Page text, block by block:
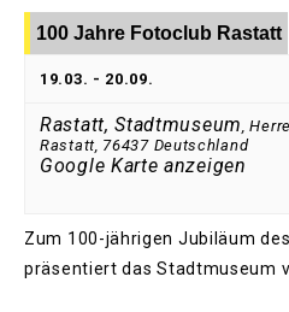
100 Jahre Fotoclub Rastatt
19.03. - 20.09.
Rastatt, Stadtmuseum,
Rastatt, 76437 Deutschland
Google Karte anzeigen
Zum 100-jährigen Jubiläum
präsentiert das Stadtmuseum